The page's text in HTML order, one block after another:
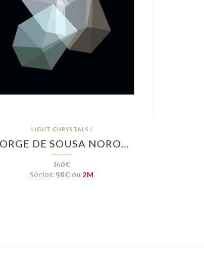
LIGHT CHRYSTALS I
DE SOUSA NORO…
140€
Sócios: 98€ ou 2M